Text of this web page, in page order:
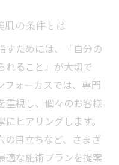
肌の条件とは
すためには、「自分の
れること」が大切で
フォーカスでは、専門
重視し、個々のお客様
ヒアリングします。
の目立ちなど、さまざ
適な施術プランを提案